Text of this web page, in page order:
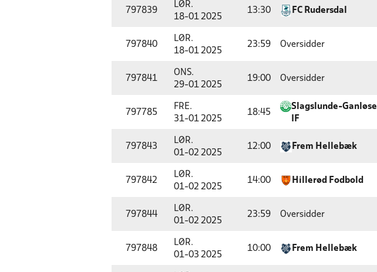
797839
LØR.
18-01 2025
13:30 FC Rudersdal
797840
LØR.
18-01 2025
23:59 Oversidder
797841
ONS.
29-01 2025
19:00 Oversidder
797785
FRE.
31-01 2025
18:45
Slagslunde-Ganløse
IF
797843
LØR.
01-02 2025
12:00 Frem Hellebæk
797842
LØR.
01-02 2025
14:00 Hillerød Fodbold
797844
LØR.
01-02 2025
23:59 Oversidder
797848
LØR.
01-03 2025
10:00 Frem Hellebæk